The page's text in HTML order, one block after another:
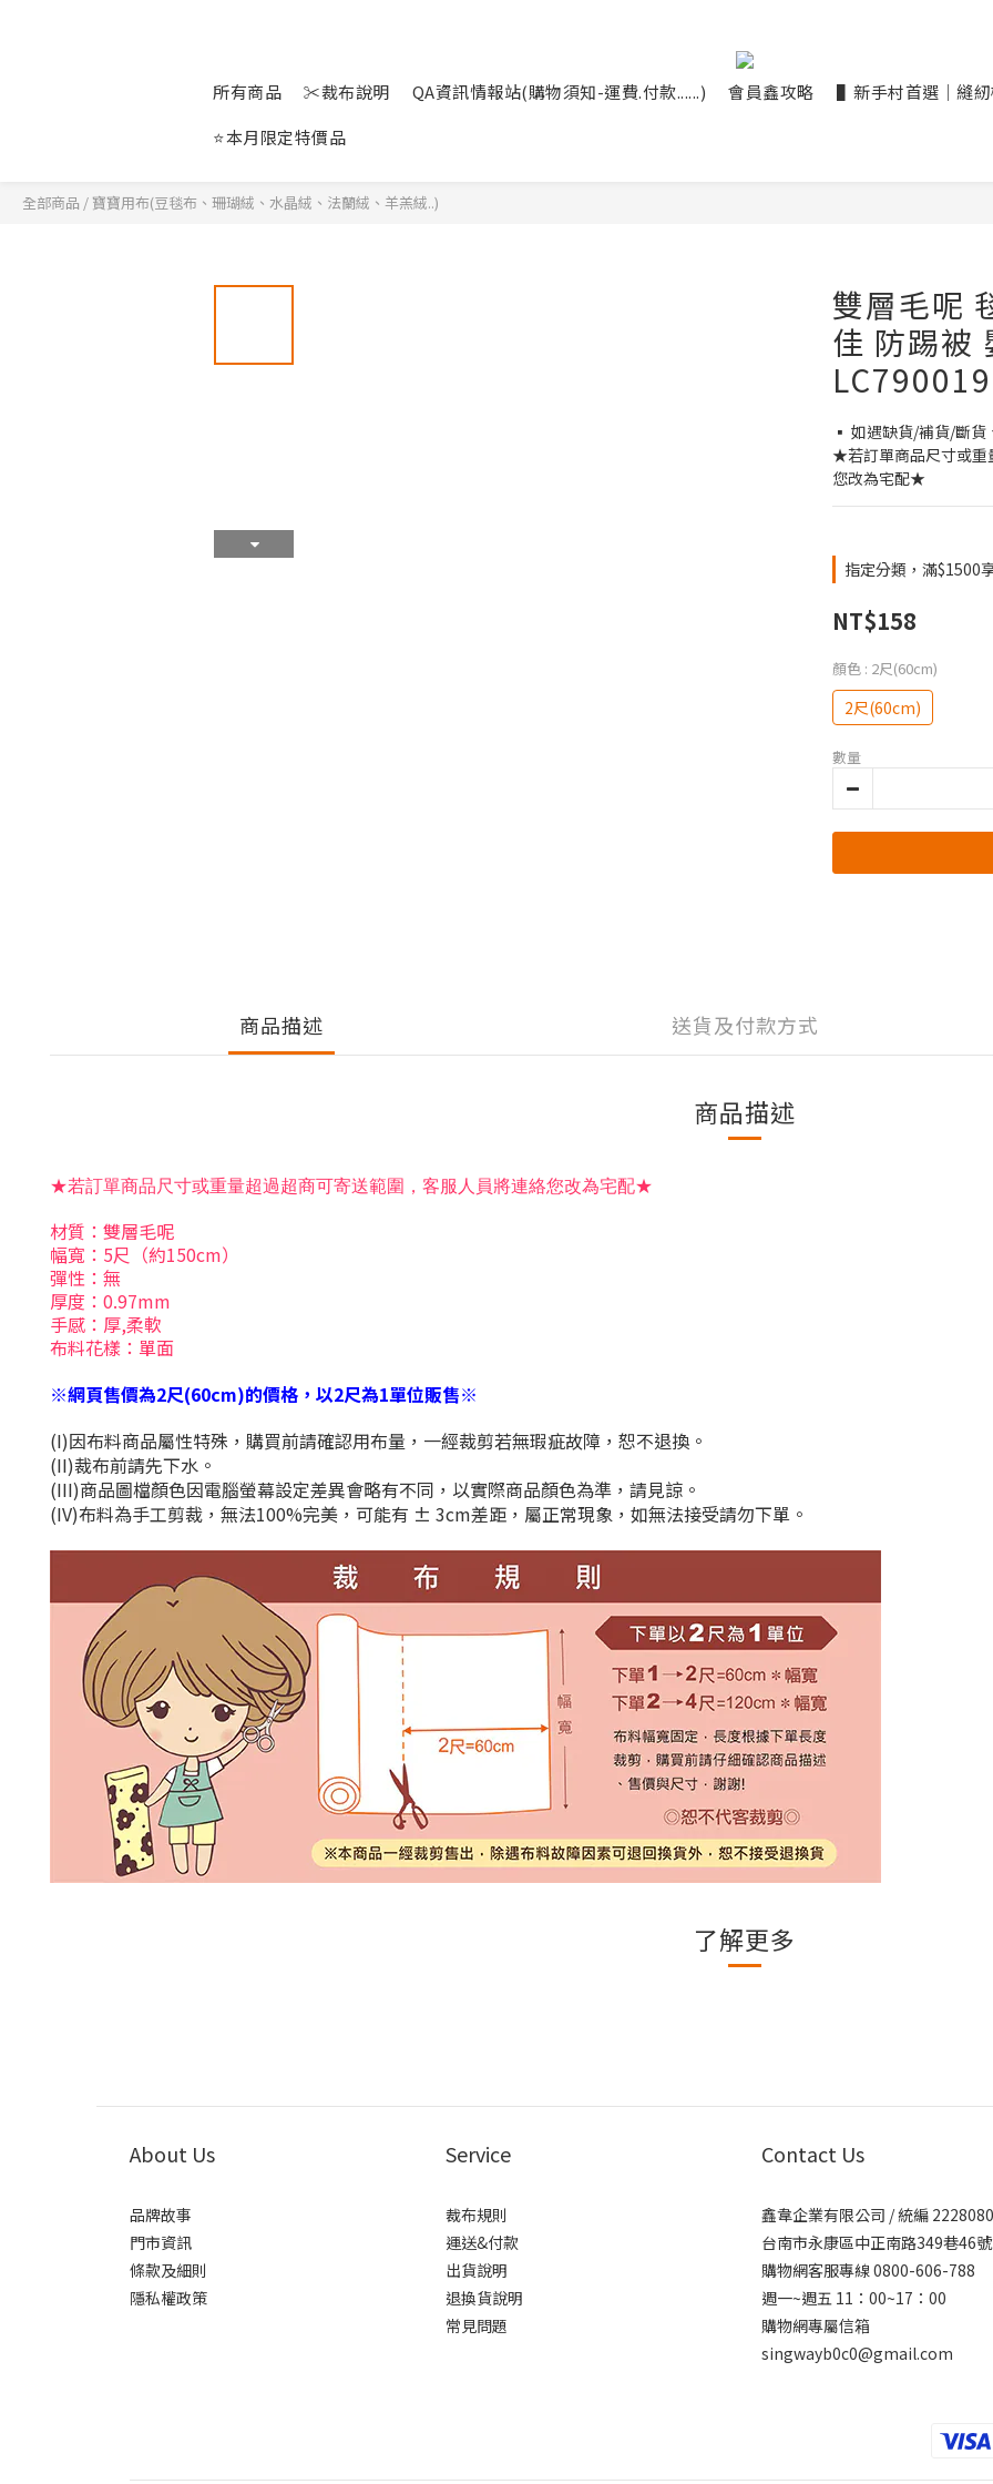
所有商品 ✂裁布說明 QA資訊情報站(購物須知-運費.付款......) 會員鑫攻略
▌新手村首選｜縫
⭐本月限定特價品
全部商品 /寶寶用布(豆毯布、珊瑚絨、水晶絨、法蘭絨、羊羔絨..)
雙層毛呢
佳 防踢被
▪ 如遇缺貨/補貨/斷貨
★若訂單商品尺寸或重
您改為宅配★
指定分類，滿$1500
NT$158
顏色 : 2尺(60cm)
2尺(60cm)
數量
商品描述 送貨及付款方式
商品描述
★若訂單商品尺寸或重量超過超商可寄送範圍，客服人員將連絡您改為宅配★
材質：雙層毛呢
幅寬：5尺（約150cm）
彈性：無
厚度：0.97mm
手感：厚,柔軟
布料花樣：單面
※網頁售價為2尺(60cm)的價格，以2尺為1單位販售※
(I)因布料商品屬性特殊，購買前請確認用布量，一經裁剪若無瑕疵故障，恕不退換。
(II)裁布前請先下水。
(III)商品圖檔顏色因電腦螢幕設定差異會略有不同，以實際商品顏色為準，請見諒。
(IV)布料為手工剪裁，無法100%完美，可能有 ± 3cm差距，屬正常現象，如無法接受請勿下單。
了解更多
About Us
品牌故事
門市資訊
條款及細則
隱私權政策
Service
裁布規則
運送&付款
出貨說明
退換貨說明
常見問題
Contact Us
鑫韋企業有限公司 / 統編
台南市永康區中正南路349巷46號
購物網客服專線 0800-606-788
週一~週五 11：00~17：00
購物網專屬信箱
singwayb0c0@gmail.com